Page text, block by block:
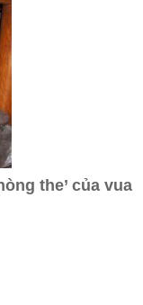
the’ của vua